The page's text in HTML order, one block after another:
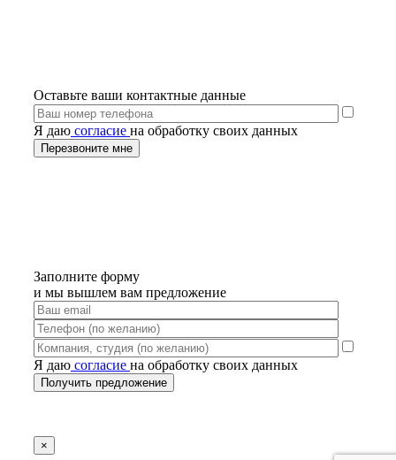
Оставьте ваши контактные данные
Я даю согласие на обработку своих данных
Заполните форму
и мы вышлем вам предложение
Я даю согласие на обработку своих данных
×